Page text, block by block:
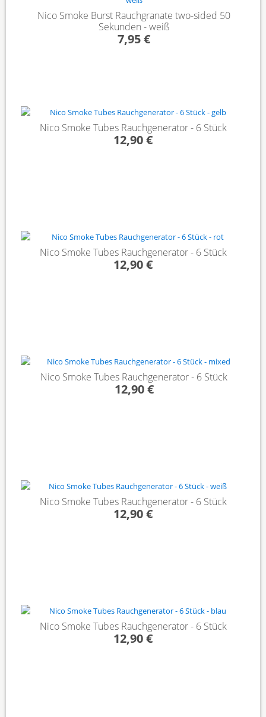
Nico Smoke Burst Rauchgranate two-sided 50
Sekunden - weiß
7,95 €
Nico Smoke Tubes Rauchgenerator - 6 Stück
12,90 €
Nico Smoke Tubes Rauchgenerator - 6 Stück
12,90 €
Nico Smoke Tubes Rauchgenerator - 6 Stück
12,90 €
Nico Smoke Tubes Rauchgenerator - 6 Stück
12,90 €
Nico Smoke Tubes Rauchgenerator - 6 Stück
12,90 €